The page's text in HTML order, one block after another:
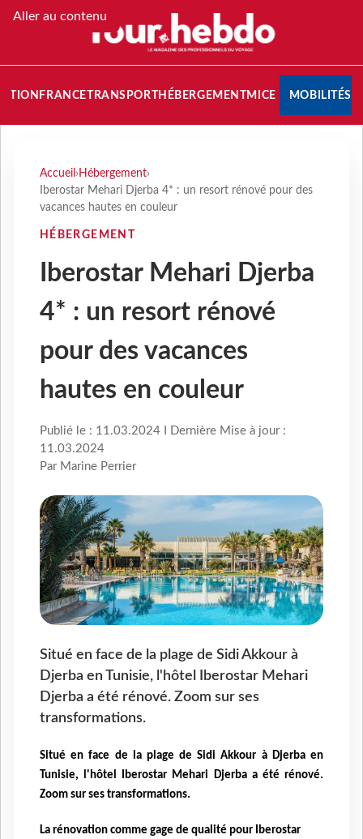
Aller au contenu
FRANCETRANSPORT HÉBERGEMENTMICE MOBILITÉS
Accueil › Hébergement›
Iberostar Mehari Djerba 4* : un resort rénové pour des
vacances hautes en couleur
HÉBERGEMENT
Iberostar Mehari Djerba
4* : un resort rénové
pour des vacances
hautes en couleur
Publié le : 11.03.2024 I Dernière Mise à jour :
11.03.2024
Par Marine Perrier
Situé en face de la plage de Sidi Akkour à
Djerba en Tunisie, l'hôtel Iberostar Mehari
Djerba a été rénové. Zoom sur ses
transformations.
Situé en face de la plage de Sidi Akkour à Djerba en
Tunisie, l'hôtel Iberostar Mehari Djerba a été rénové.
Zoom sur ses transformations.
La rénovation comme gage de qualité pour Iberostar